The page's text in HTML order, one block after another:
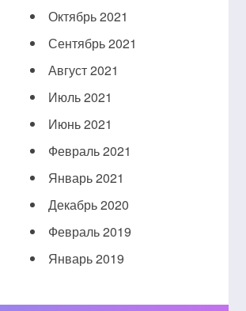
Октябрь 2021
Сентябрь 2021
Август 2021
Июль 2021
Июнь 2021
Февраль 2021
Январь 2021
Декабрь 2020
Февраль 2019
Январь 2019